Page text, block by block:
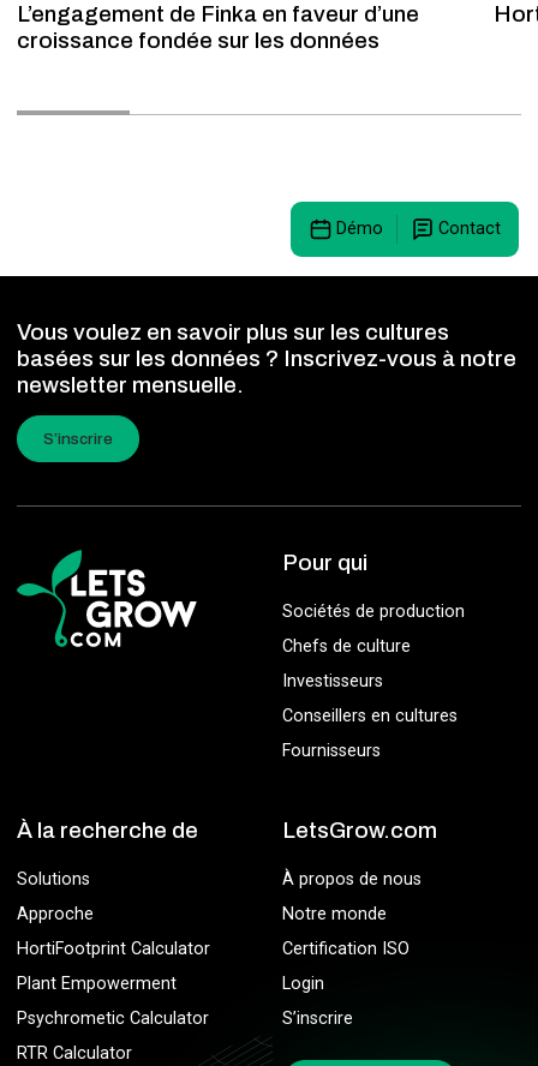
L’engagement de Finka en faveur d’une
croissance fondée sur les données
Démo Contact
Vous voulez en savoir plus sur les cultures
basées sur les données ? Inscrivez-vous à notre
newsletter mensuelle.
S’inscrire
Pour qui
Sociétés de production
Chefs de culture
Investisseurs
Conseillers en cultures
Fournisseurs
À la recherche de
Solutions
Approche
HortiFootprint Calculator
Plant Empowerment
Psychrometic Calculator
RTR Calculator
LetsGrow.com
À propos de nous
Notre monde
Certification ISO
Login
S’inscrire